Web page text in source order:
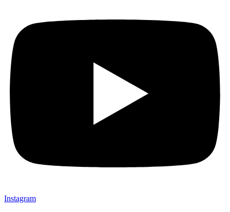
Instagram